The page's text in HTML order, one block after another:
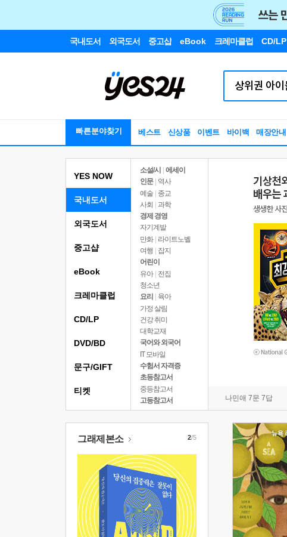
국내도서 외국도서 중고샵 eBook 크레마클럽 CD/LP
빠른분야찾기 베스트 신상품 이벤트 바이백 매장안내
YES NOW
국내도서
소설/시
에세이
인문
역사
예술 | 종교
사회 | 과학
경제 경영
자기계발
만화 | 라이트노벨
여행
잡지
어린이
유아 | 전집
청소년
요리
육아
가정 살림
건강 취미
대학교재
국어와 외국어
IT 모바일
수험서 자격증
초등참고서
중등참고서
고등참고서
나민애 7문 7답
외국도서
중고샵
eBook
크레마클럽
CD/LP
DVD/BD
문구/GIFT
티켓
그래제본소 2/5